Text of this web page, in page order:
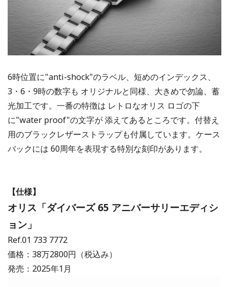
6時位置に"anti-shock"のラベル、短めのインデックス、
3・6・9時の数字も オリジナルと同様、大きめで勿論、蓄
光加工です。一番の特徴は レトロなオリス ロゴの下
に"water proof"の文字が 添えてあるところです。付替え
用のブラックレザーストラップも付属しています。ケース
バックには 60周年を表現する特別な刻印があります。
【仕様】
オリス「ダイバーズ 65 アニバーサリーエディシ
ョン」
Ref.01 733 7772
価格：38万2800円（税込み）
発売：2025年1月